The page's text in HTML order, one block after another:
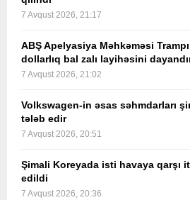
7 Avqust 2026, 21:17
ABŞ Apelyasiya Məhkəməsi
dollarlıq bal zalı layihəsini
7 Avqust 2026, 21:02
Volkswagen-in əsas səhmdarları
tələb edir
7 Avqust 2026, 20:51
Şimali Koreyada isti havaya qarşı
edildi
7 Avqust 2026, 20:36